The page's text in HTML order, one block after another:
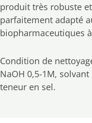
produit très robuste
parfaitement adapté
biopharmaceutiques
Condition de
NaOH 0,5-1M,
teneur en sel.